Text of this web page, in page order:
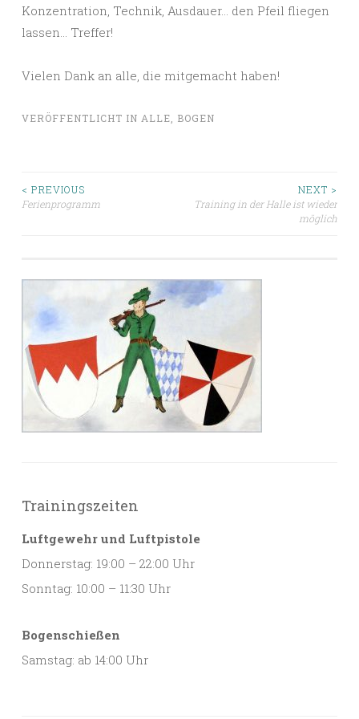
Konzentration, Technik, Ausdauer… den Pfeil fliegen
lassen… Treffer!
Vielen Dank an alle, die mitgemacht haben!
VERÖFFENTLICHT IN ALLE BOGEN
Beitragsnavigation
< PREVIOUS
Ferienprogramm
NEXT >
Training in der Halle ist wieder
möglich
Trainingszeiten
Luftgewehr und Luftpistole
Donnerstag: 19:00 – 22:00 Uhr
Sonntag: 10:00 – 11:30 Uhr
Bogenschießen
Samstag: ab 14:00 Uhr